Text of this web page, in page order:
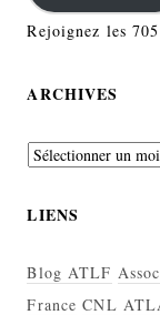
Rejoignez les
ARCHIVES
Archives
LIENS
Blog ATLF
France CNL